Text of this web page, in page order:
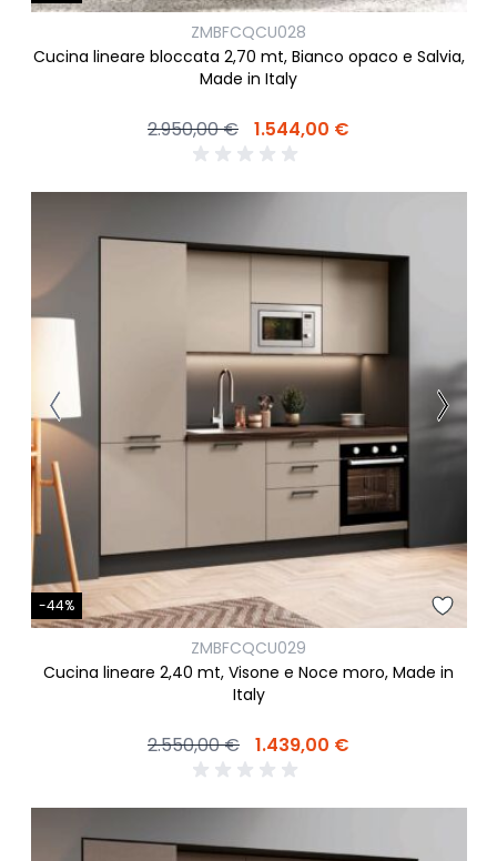
ZMBFCQCU028
Cucina lineare bloccata 2,70 mt, Bianco opaco e Salvia,
Made in Italy
2.950,00 € 1.544,00 €
-44%
ZMBFCQCU029
Cucina lineare 2,40 mt, Visone e Noce moro, Made in
Italy
2.550,00 € 1.439,00 €